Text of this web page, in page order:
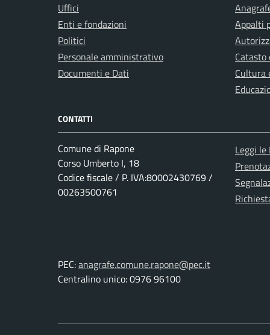
Uffici
Enti e fondazioni
Politici
Personale amministrativo
Documenti e Dati
Appalti
Cultura
CONTATTI
Comune di Rapone
Corso Umberto I, 18
Codice fiscale / P. IVA:80002430769 /
00263500761
PEC:anagrafe.comune.rapone@pec.it
Centralino unico: 0976 96100
Leggi le